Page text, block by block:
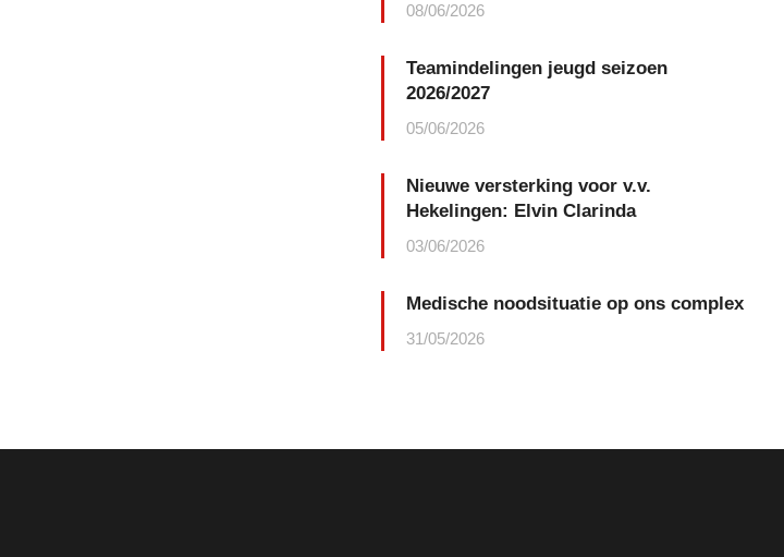
08/06/2026
Teamindelingen jeugd seizoen
2026/2027
05/06/2026
Nieuwe versterking voor v.v.
Hekelingen: Elvin Clarinda
03/06/2026
Medische noodsituatie op ons complex
31/05/2026